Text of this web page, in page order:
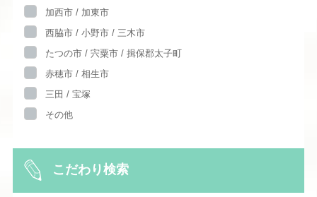
加西市 / 加東市
西脇市 / 小野市 / 三木市
たつの市 / 宍粟市 / 揖保郡太子町
赤穂市 / 相生市
三田 / 宝塚
その他
こだわり検索